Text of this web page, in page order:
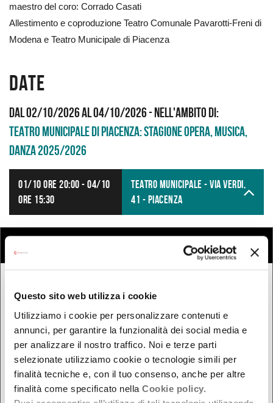
Questo sito web utilizza i cookie
Utilizziamo i cookie per personalizzare contenuti e
annunci, per garantire la funzionalità dei social media e
per analizzare il nostro traffico. Noi e terze parti
selezionate utilizziamo cookie o tecnologie simili per
finalità tecniche e, con il tuo consenso, anche per altre
finalità come specificato nella Cookie policy.
maestro del coro: Corrado Casati
Allestimento e coproduzione Teatro Comunale Pavarotti-Freni di
Modena e Teatro Municipale di Piacenza
Date
Dal 02/10/2026 al 04/10/2026- Nell'ambito di:
TEATRO MUNICIPALE DI PIACENZA: STAGIONE OPERA, MUSICA,
DANZA 2025/2026
01/10 ore 20:00 - 04/10
ore 15:30
TEATRO MUNICIPALE - Via Verdi,
41 - Piacenza
COSA
QUANDO
Oggi
Da oggi in poi
Nel week-end
dal - al